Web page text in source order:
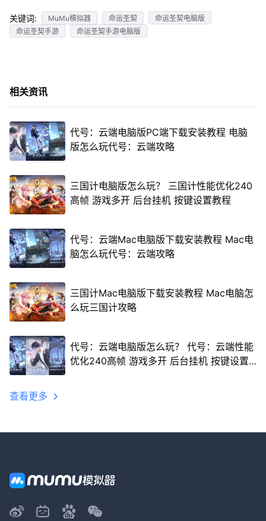
关键词: MuMu模拟器 命运圣契
命运圣契电脑版
命运圣契手游
命运圣契手游电脑版
相关资讯
代号：云端电脑版PC端下载安装教程 电脑
版怎么玩代号：云端攻略
三国计电脑版怎么玩？ 三国计性能优化240
高帧 游戏多开 后台挂机 按键设置教程
代号：云端Mac电脑版下载安装教程 Mac电
脑怎么玩代号：云端攻略
三国计Mac电脑版下载安装教程 Mac电脑怎
么玩三国计攻略
代号：云端电脑版怎么玩？ 代号：云端性能
优化240高帧 游戏多开 后台挂机 按键设置
查看更多